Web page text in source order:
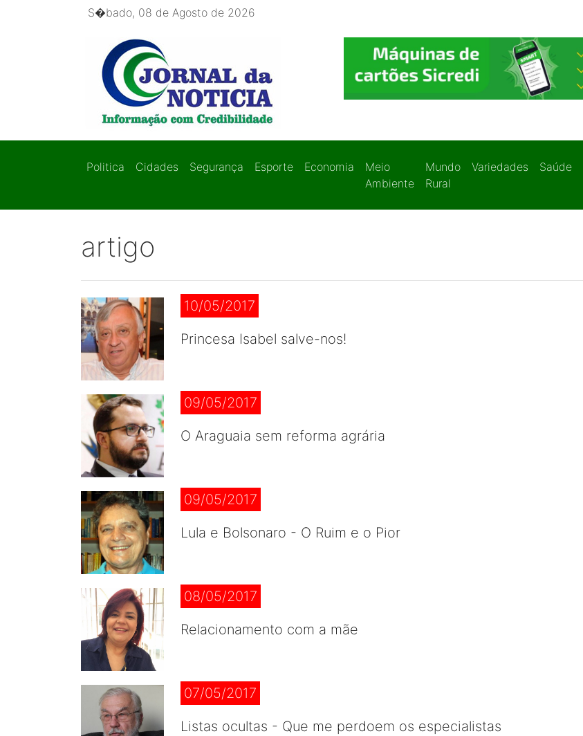
S�bado, 08 de Agosto de 2026
Politica Cidades Segurança Esporte Economia
Meio
Ambiente
Mundo
Rural
Variedades Saúde
artigo
10/05/2017
Princesa Isabel salve-nos!
09/05/2017
O Araguaia sem reforma agrária
09/05/2017
Lula e Bolsonaro - O Ruim e o Pior
08/05/2017
Relacionamento com a mãe
07/05/2017
Listas ocultas - Que me perdoem os especialistas